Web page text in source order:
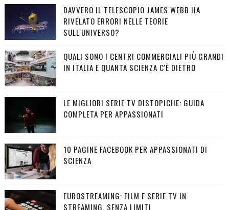
DAVVERO IL TELESCOPIO JAMES WEBB HA
RIVELATO ERRORI NELLE TEORIE
SULL'UNIVERSO?
QUALI SONO I CENTRI COMMERCIALI PIÙ GRANDI
IN ITALIA E QUANTA SCIENZA C'È DIETRO
LE MIGLIORI SERIE TV DISTOPICHE: GUIDA
COMPLETA PER APPASSIONATI
10 PAGINE FACEBOOK PER APPASSIONATI DI
SCIENZA
EUROSTREAMING: FILM E SERIE TV IN
STREAMING, SENZA LIMITI